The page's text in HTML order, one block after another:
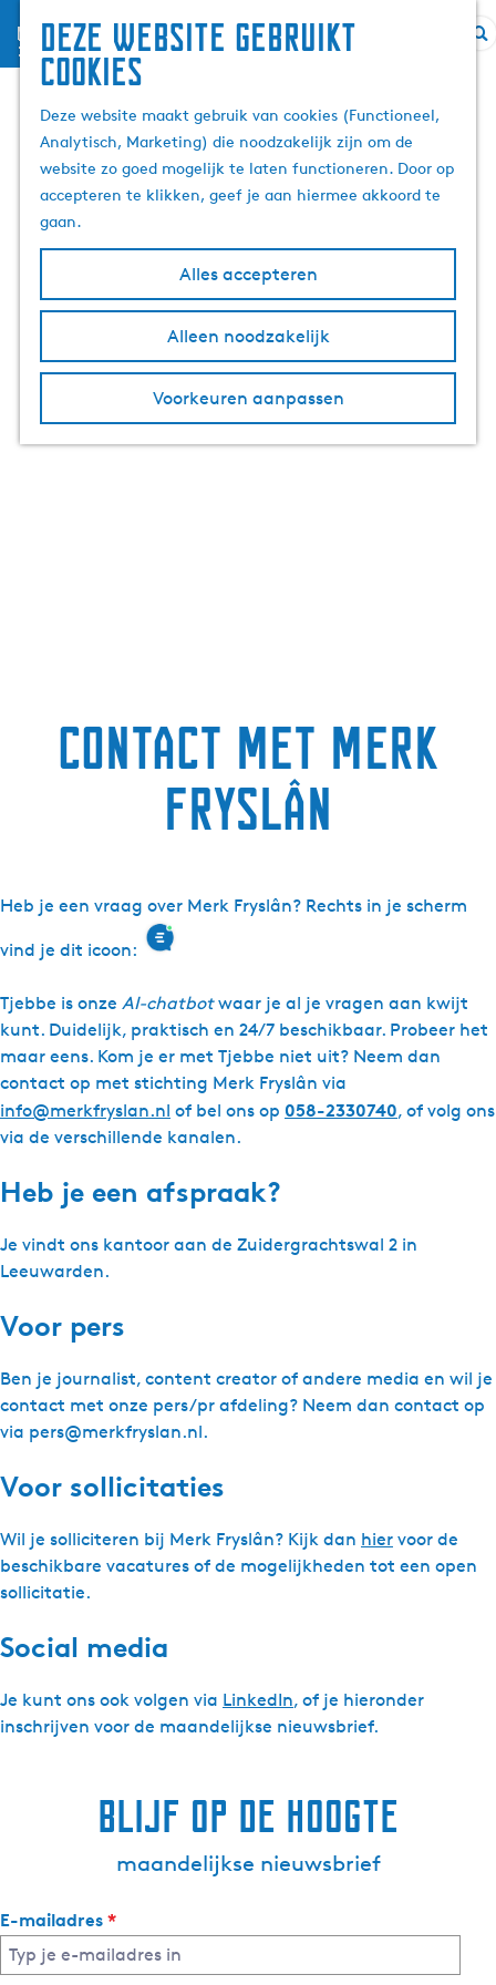
Deze website gebruikt
cookies
Deze website maakt gebruik van cookies (Functioneel,
Analytisch, Marketing) die noodzakelijk zijn om de
website zo goed mogelijk te laten functioneren. Door op
accepteren te klikken, geef je aan hiermee akkoord te
gaan.
Alles accepteren
Alleen noodzakelijk
Voorkeuren aanpassen
menu
G
a
n
a
a
r
e
o
p
Contact met Merk
Fryslân
Heb je een vraag over Merk Fryslân? Rechts in je scherm
vind je dit icoon:
Tjebbe is onze AI-chatbotwaar je al je vragen aan kwijt
kunt. Duidelijk, praktisch en 24/7 beschikbaar. Probeer het
maar eens. Kom je er met Tjebbe niet uit? Neem dan
contact op met stichting Merk Fryslân via
info@merkfryslan.nl of bel ons op 058-2330740, of volg ons
via de verschillende kanalen.
Heb je een afspraak?
Je vindt ons kantoor aan de Zuidergrachtswal 2 in
Leeuwarden.
Voor pers
Ben je journalist, content creator of andere media en wil je
contact met onze pers/pr afdeling? Neem dan contact op
via pers@merkfryslan.nl.
Voor sollicitaties
Wil je solliciteren bij Merk Fryslân? Kijk dan hier voor de
beschikbare vacatures of de mogelijkheden tot een open
sollicitatie.
Social media
Je kunt ons ook volgen via LinkedIn, of je hieronder
inschrijven voor de maandelijkse nieuwsbrief.
Blijf op de hoogte
maandelijkse nieuwsbrief
E-mailadres *v
r